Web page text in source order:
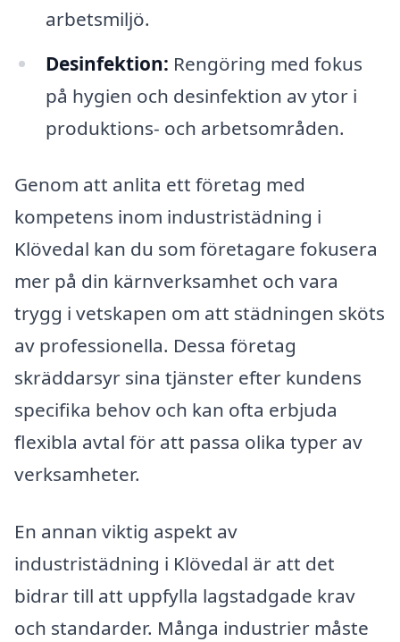
arbetsmiljö.
Desinfektion: Rengöring med fokus
på hygien och desinfektion av ytor i
produktions- och arbetsområden.
Genom att anlita ett företag med
kompetens inom industristädning i
Klövedal kan du som företagare fokusera
mer på din kärnverksamhet och vara
trygg i vetskapen om att städningen sköts
av professionella. Dessa företag
skräddarsyr sina tjänster efter kundens
specifika behov och kan ofta erbjuda
flexibla avtal för att passa olika typer av
verksamheter.
En annan viktig aspekt av
industristädning i Klövedal är att det
bidrar till att uppfylla lagstadgade krav
och standarder. Många industrier måste